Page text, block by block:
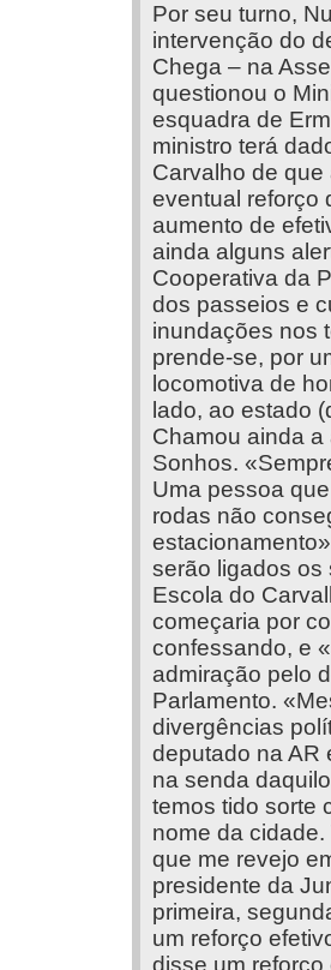
Por seu turno,
intervenção do
Chega – na
questionou o
esquadra de
ministro terá
Carvalho de
eventual reforço
aumento de
ainda alguns
Cooperativa da
dos passeios e
inundações nos
prende-se, por
locomotiva de
lado, ao estado
Chamou ainda
Sonhos.
Uma pessoa
rodas não
serão ligados os
Escola do
começaria por
confessando, e
admiração pelo
Parlamento.
divergências
deputado na AR
na senda
temos tido sorte
nome da
que me revejo
presidente da
primeira,
um reforço
disse um